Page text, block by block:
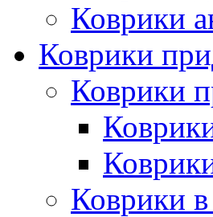
Коврики
Коврики
Коврики
Коврики